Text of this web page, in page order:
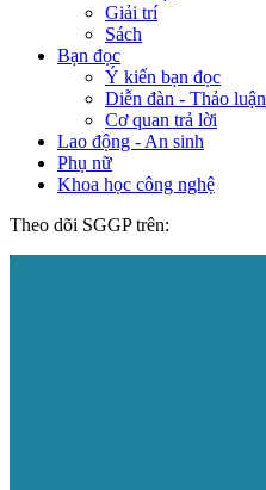
Giải trí
Sách
Bạn đọc
Ý kiến bạn đọc
Diễn đàn - Thảo luận
Cơ quan trả lời
Lao động - An sinh
Phụ nữ
Khoa học công nghệ
Theo dõi SGGP trên: